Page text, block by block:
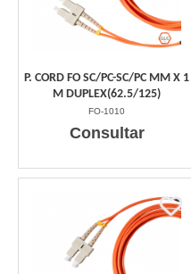
P. CORD FO SC/PC-SC/PC MM X 1
M DUPLEX(62.5/125)
FO-1010
Consultar